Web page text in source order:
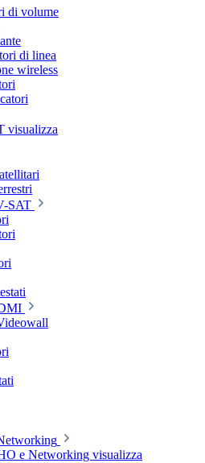
di volume
di linea
wireless
visualizza
SAT
e Networking visualizza